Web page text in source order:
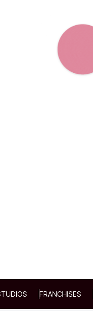
FRANCHISES